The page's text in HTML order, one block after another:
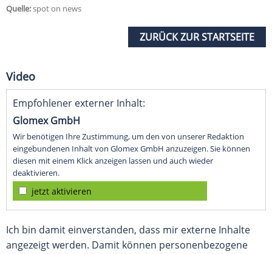
Quelle:spot on news
ZURÜCK ZUR STARTSEITE
Video
Empfohlener externer Inhalt:
Glomex GmbH
Wir benötigen Ihre Zustimmung, um den von unserer Redaktion
eingebundenen Inhalt von Glomex GmbH anzuzeigen. Sie können
diesen mit einem Klick anzeigen lassen und auch wieder
deaktivieren.
jetzt aktivieren
Ich bin damit einverstanden, dass mir externe Inhalte
angezeigt werden. Damit können personenbezogene